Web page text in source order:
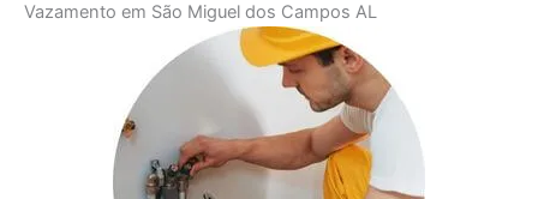
Vazamento em São Miguel dos Campos AL